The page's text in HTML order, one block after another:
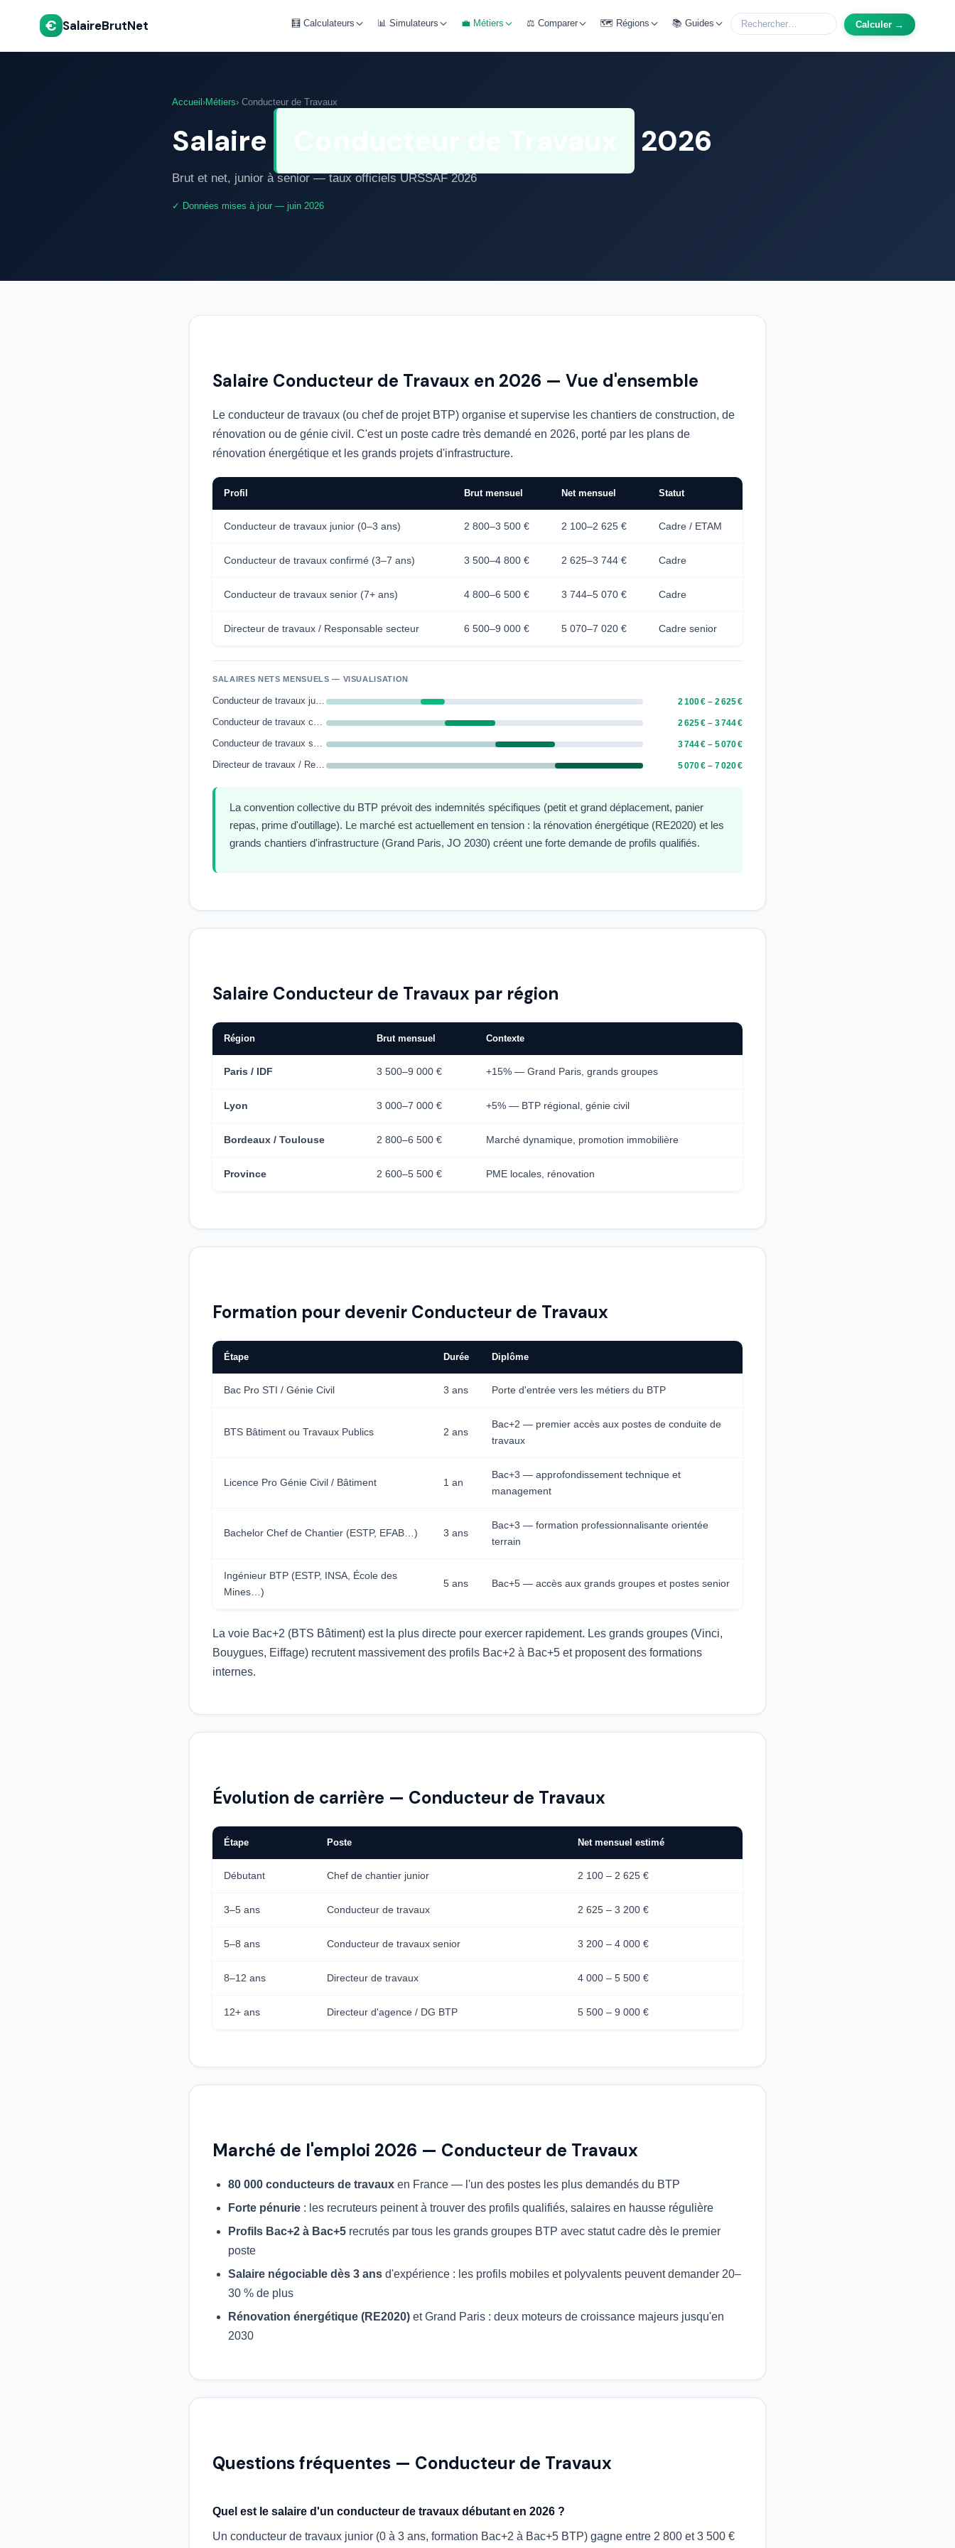
€ SalaireBrutNet 🧮 Calculateurs 📊 Simulateurs 💼 Métiers ⚖️ Comparer 🗺️ Régions 📚 Guides Calculer →
Accueil ›Métiers› Conducteur de Travaux
Salaire 2026
Brut et net, junior à senior — taux officiels URSSAF 2026
✓ Données mises à jour — juin 2026
Salaire Conducteur de Travaux en 2026 — Vue d'ensemble
Le conducteur de travaux (ou chef de projet BTP) organise et supervise les chantiers de construction, de
rénovation ou de génie civil. C'est un poste cadre très demandé en 2026, porté par les plans de
rénovation énergétique et les grands projets d'infrastructure.
Profil Brut mensuel Net mensuel Statut
Conducteur de travaux junior (0–3 ans) 2 800–3 500 € 2 100–2 625 € Cadre / ETAM
Conducteur de travaux confirmé (3–7 ans) 3 500–4 800 € 2 625–3 744 € Cadre
Conducteur de travaux senior (7+ ans) 4 800–6 500 € 3 744–5 070 € Cadre
Directeur de travaux / Responsable secteur 6 500–9 000 € 5 070–7 020 € Cadre senior
SALAIRES NETS MENSUELS — VISUALISATION
Conducteur de travaux junior (0–3 ans) 2 100 € – 2 625 €
Conducteur de travaux confirmé (3–7 ans) 2 625 € – 3 744 €
Conducteur de travaux senior (7+ ans) 3 744 € – 5 070 €
Directeur de travaux / Responsable sec… 5 070 € – 7 020 €
La convention collective du BTP prévoit des indemnités spécifiques (petit et grand déplacement, panier
repas, prime d'outillage). Le marché est actuellement en tension : la rénovation énergétique (RE2020) et les
grands chantiers d'infrastructure (Grand Paris, JO 2030) créent une forte demande de profils qualifiés.
Salaire Conducteur de Travaux par région
Région Brut mensuel Contexte
Paris / IDF 3 500–9 000 € +15% — Grand Paris, grands groupes
Lyon 3 000–7 000 € +5% — BTP régional, génie civil
Bordeaux / Toulouse 2 800–6 500 € Marché dynamique, promotion immobilière
Province 2 600–5 500 € PME locales, rénovation
Formation pour devenir Conducteur de Travaux
Étape Durée Diplôme
Bac Pro STI / Génie Civil 3 ans Porte d'entrée vers les métiers du BTP
BTS Bâtiment ou Travaux Publics 2 ans
Bac+2 — premier accès aux postes de conduite de
travaux
Licence Pro Génie Civil / Bâtiment 1 an
Bac+3 — approfondissement technique et
management
Bachelor Chef de Chantier (ESTP, EFAB…) 3 ans
Bac+3 — formation professionnalisante orientée
terrain
Ingénieur BTP (ESTP, INSA, École des
Mines…)
5 ans Bac+5 — accès aux grands groupes et postes senior
La voie Bac+2 (BTS Bâtiment) est la plus directe pour exercer rapidement. Les grands groupes (Vinci,
Bouygues, Eiffage) recrutent massivement des profils Bac+2 à Bac+5 et proposent des formations
internes.
Évolution de carrière — Conducteur de Travaux
Étape Poste Net mensuel estimé
Débutant Chef de chantier junior 2 100 – 2 625 €
3–5 ans Conducteur de travaux 2 625 – 3 200 €
5–8 ans Conducteur de travaux senior 3 200 – 4 000 €
8–12 ans Directeur de travaux 4 000 – 5 500 €
12+ ans Directeur d'agence / DG BTP 5 500 – 9 000 €
Marché de l'emploi 2026 — Conducteur de Travaux
80 000 conducteurs de travaux en France — l'un des postes les plus demandés du BTP
Forte pénurie : les recruteurs peinent à trouver des profils qualifiés, salaires en hausse régulière
Profils Bac+2 à Bac+5 recrutés par tous les grands groupes BTP avec statut cadre dès le premier
poste
Salaire négociable dès 3 ans d'expérience : les profils mobiles et polyvalents peuvent demander 20–
30 % de plus
Rénovation énergétique (RE2020) et Grand Paris : deux moteurs de croissance majeurs jusqu'en
2030
Questions fréquentes — Conducteur de Travaux
Quel est le salaire d'un conducteur de travaux débutant en 2026 ?
Un conducteur de travaux junior (0 à 3 ans, formation Bac+2 à Bac+5 BTP) gagne entre 2 800 et 3 500 €